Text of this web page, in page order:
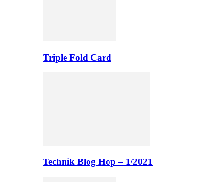
Triple Fold Card
Technik Blog Hop – 1/2021